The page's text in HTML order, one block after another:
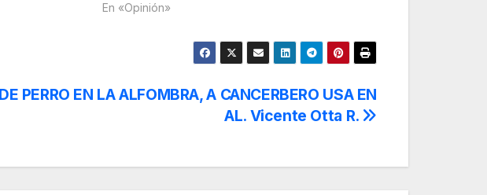
En «Opinión»
PERRO EN LA ALFOMBRA, A CANCERBERO USA EN
AL. Vicente Otta R.